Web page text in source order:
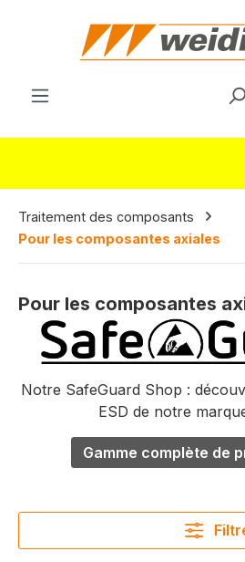
principal
Traitement des composants
Pour les composantes axiales
Pour les composantes
Notre SafeGuard Shop :
ESD de notre
Gamme complète de